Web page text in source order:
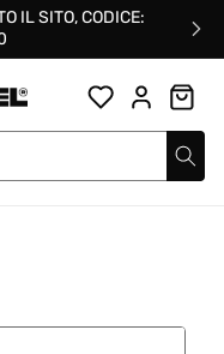
IL SITO, CODICE: